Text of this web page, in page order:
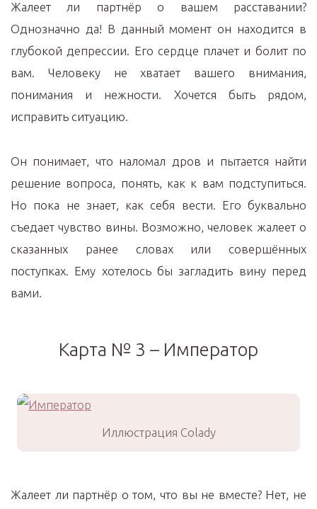
Жалеет ли партнёр о вашем расставании?
Однозначно да! В данный момент он находится в
глубокой депрессии. Его сердце плачет и болит по
вам. Человеку не хватает вашего внимания,
понимания и нежности. Хочется быть рядом,
исправить ситуацию.
Он понимает, что наломал дров и пытается найти
решение вопроса, понять, как к вам подступиться.
Но пока не знает, как себя вести. Его буквально
съедает чувство вины. Возможно, человек жалеет о
сказанных ранее словах или совершённых
поступках. Ему хотелось бы загладить вину перед
вами.
Карта № 3 – Император
Иллюстрация Colady
Жалеет ли партнёр о том, что вы не вместе? Нет, не